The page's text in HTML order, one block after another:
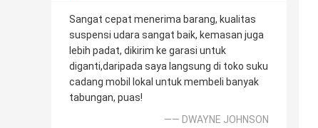
Sangat cepat menerima barang, kualitas
suspensi udara sangat baik, kemasan juga
lebih padat, dikirim ke garasi untuk
diganti,daripada saya langsung di toko suku
cadang mobil lokal untuk membeli banyak
tabungan, puas!
—— DWAYNE JOHNSON